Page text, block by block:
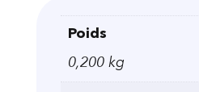
Poids
0,200 kg